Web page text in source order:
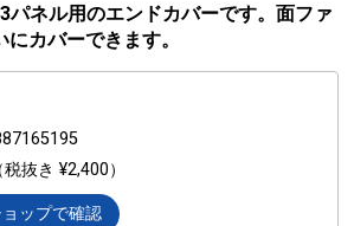
パネル用のエンドカバーです。面ファ
カバーできます。
税抜き ¥2,400）
ップで確認